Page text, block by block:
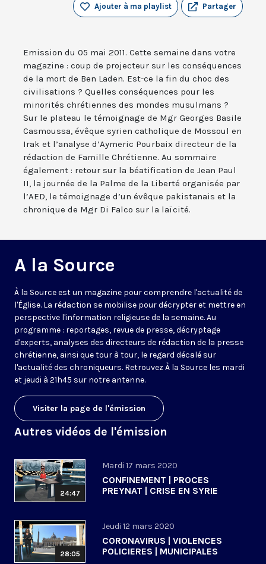
Partager
Ajouter à ma playlist
Emission du 05 mai 2011. Cette semaine dans votre
magazine : coup de projecteur sur les conséquences
de la mort de Ben Laden. Est-ce la fin du choc des
civilisations ? Quelles conséquences pour les
minorités chrétiennes des mondes musulmans ?
Sur le plateau le témoignage de Mgr Georges Basile
Casmoussa, évêque syrien catholique de Mossoul en
Irak et l’analyse d’Aymeric Pourbaix directeur de la
rédaction de Famille Chrétienne. Au sommaire
également : retour sur la béatification de Jean Paul
II, la journée de la Palme de la Liberté organisée par
l’AED, le témoignage d’un évêque pakistanais et la
chronique de Mgr Di Falco sur la laïcité.
A la Source
À la Source est un magazine pour comprendre l'actualité de
l'Église. La rédaction se mobilise pour décrypter et mettre en
perspective l'information religieuse de la semaine. Au
programme : reportages, revue de presse, décryptage
d'experts, analyses des directeurs de rédaction de la presse
chrétienne, ainsi que tour à tour, le regard décalé sur
l'actualité des chroniqueurs. Retrouvez À la Source les mardi
et jeudi à 21h45 sur notre antenne.
Visiter la page de l'émission
Autres vidéos de l'émission
24:47
Mardi 17 mars 2020
CONFINEMENT | PROCES
PREYNAT | CRISE EN SYRIE
28:05
Jeudi 12 mars 2020
CORONAVIRUS | VIOLENCES
POLICIERES | MUNICIPALES